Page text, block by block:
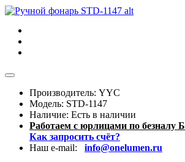
Производитель: YYC
Модель: STD-1147
Наличие: Есть в наличии
Работаем с юрлицами по безналу
Как запросить счёт?
Наш e-mail: info@onelumen.ru